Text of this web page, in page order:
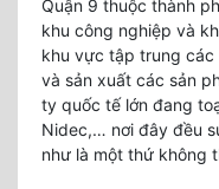
Quận 9 thuộc thành
khu công nghiệp và
khu vực tập trung
và sản xuất các sản
ty quốc tế lớn đang
Nidec,… nơi đây đều
như là một thứ không